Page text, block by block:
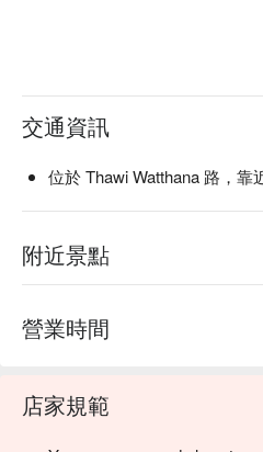
交通資訊
位於 Thawi Watthana 路，靠
附近景點
營業時間
店家規範